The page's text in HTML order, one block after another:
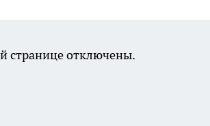
странице отключены.